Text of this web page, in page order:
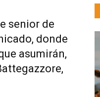
senior de
donde
asumirán,